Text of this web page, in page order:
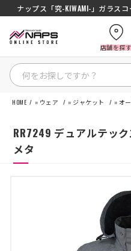
ナップス「究-KIWAMI-」ガラス
SENA J30/J10を徹底比較｜コス
店舗を探
カテゴリから探す
ナップスメンバーズ
HOME » ウェア » ジャケット » オ
RR7249 デュアルテッ
メタ